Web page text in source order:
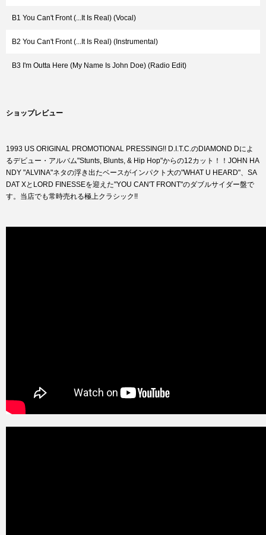
B1 You Can't Front (...It Is Real) (Vocal)
B2 You Can't Front (...It Is Real) (Instrumental)
B3 I'm Outta Here (My Name Is John Doe) (Radio Edit)
ショップレビュー
1993 US ORIGINAL PROMOTIONAL PRESSING!! D.I.T.C.のDIAMOND Dによ
るデビュー・アルバム"Stunts, Blunts, & Hip Hop"からの12カット！！JOHN HA
NDY "ALVINA"ネタの浮き出たベースがインパクト大の"WHAT U HEARD"、SA
DAT XとLORD FINESSEを迎えた"YOU CAN'T FRONT"のダブルサイダー盤で
す。当店でも常時売れる極上クラシック!!